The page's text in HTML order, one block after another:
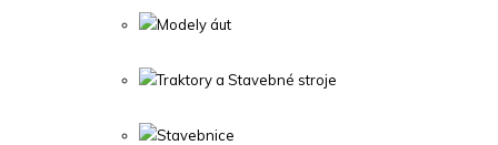
Modely áut
Traktory a Stavebné stroje
Stavebnice